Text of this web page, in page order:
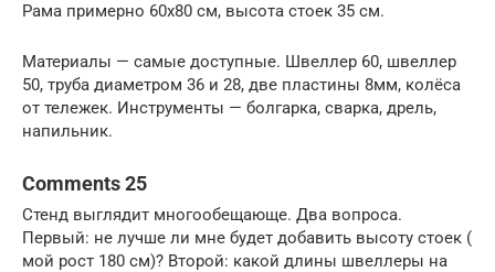
Рама примерно 60х80 см, высота стоек 35 см.
Материалы — самые доступные. Швеллер 60, швеллер
50, труба диаметром 36 и 28, две пластины 8мм, колёса
от тележек. Инструменты — болгарка, сварка, дрель,
напильник.
Comments 25
Стенд выглядит многообещающе. Два вопроса.
Первый: не лучше ли мне будет добавить высоту стоек (
мой рост 180 см)? Второй: какой длины швеллеры на